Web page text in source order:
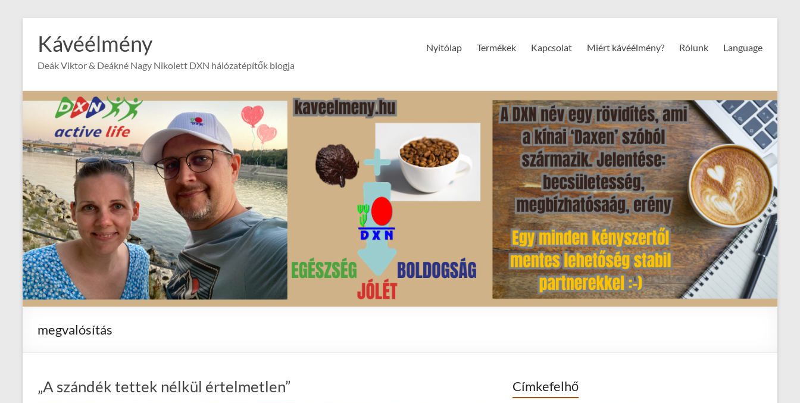
content
Kávéélmény
Deák Viktor & Deákné Nagy Nikolett DXN hálózatépítők blogja
Nyitólap Termékek Kapcsolat Miért kávéélmény? Rólunk Language
megvalósítás
„A szándék tettek nélkül értelmetlen” Címkefelhő